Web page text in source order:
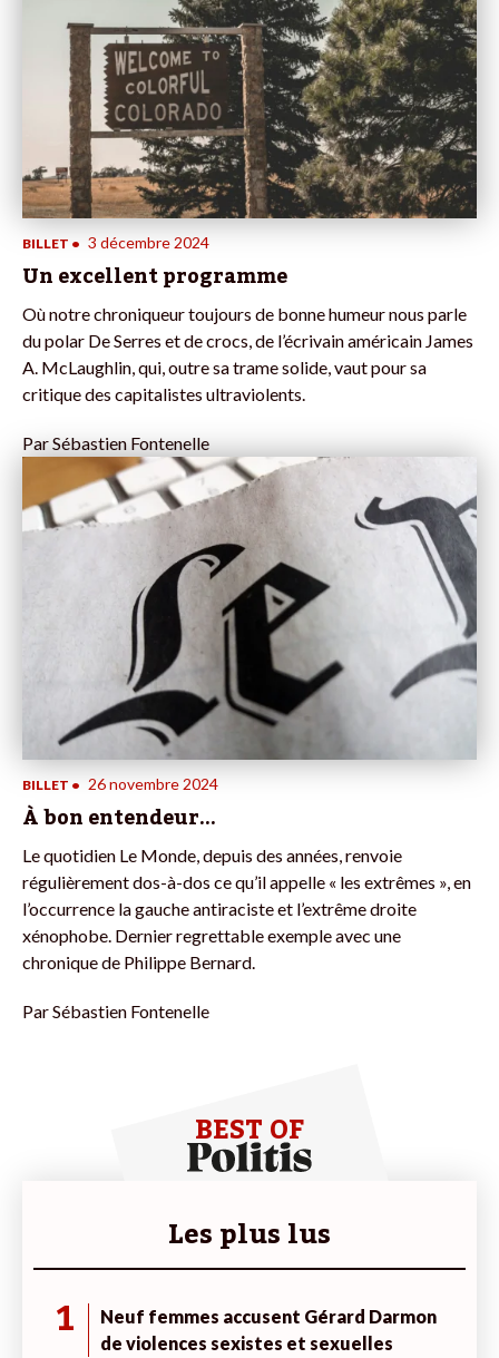
BILLET • 3 décembre 2024
Un excellent programme
Où notre chroniqueur toujours de bonne humeur nous parle
du polar De Serres et de crocs, de l’écrivain américain James
A. McLaughlin, qui, outre sa trame solide, vaut pour sa
critique des capitalistes ultraviolents.
ParSébastien Fontenelle
BILLET • 26 novembre 2024
À bon entendeur…
Le quotidien Le Monde, depuis des années, renvoie
régulièrement dos-à-dos ce qu’il appelle « les extrêmes », en
l’occurrence la gauche antiraciste et l’extrême droite
xénophobe. Dernier regrettable exemple avec une
chronique de Philippe Bernard.
ParSébastien Fontenelle
BEST OF
Les plus lus
1
Neuf femmes accusent Gérard Darmon
de violences sexistes et sexuelles